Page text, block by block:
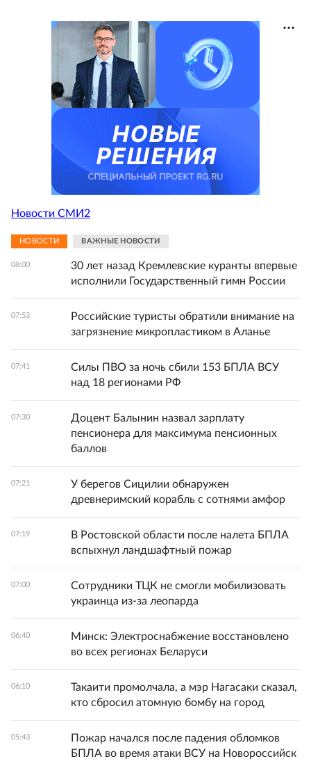
Новости СМИ2
НОВОСТИ ВАЖНЫЕ НОВОСТИ
08:00
30 лет назад Кремлевские куранты впервые
исполнили Государственный гимн России
07:53
Российские туристы обратили внимание на
загрязнение микропластиком в Аланье
07:41
Силы ПВО за ночь сбили 153 БПЛА ВСУ
над 18 регионами РФ
07:30
Доцент Балынин назвал зарплату
пенсионера для максимума пенсионных
баллов
07:21
У берегов Сицилии обнаружен
древнеримский корабль с сотнями амфор
07:19
В Ростовской области после налета БПЛА
вспыхнул ландшафтный пожар
07:00
Сотрудники ТЦК не смогли мобилизовать
украинца из-за леопарда
06:40
Минск: Электроснабжение восстановлено
во всех регионах Беларуси
06:10
Такаити промолчала, а мэр Нагасаки сказал,
кто сбросил атомную бомбу на город
05:43
Пожар начался после падения обломков
БПЛА во время атаки ВСУ на Новороссийск